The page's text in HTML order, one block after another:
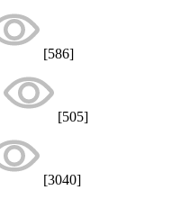
[586]
[505]
[3040]